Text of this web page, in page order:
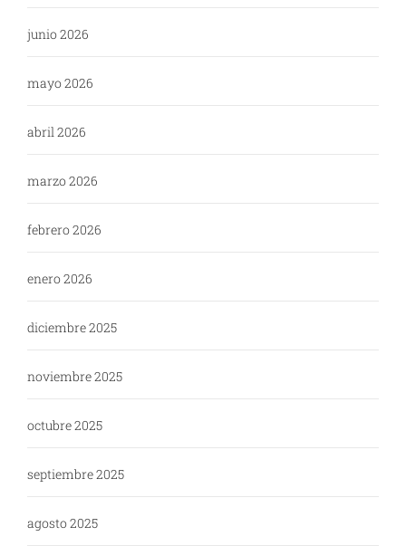
junio 2026
mayo 2026
abril 2026
marzo 2026
febrero 2026
enero 2026
diciembre 2025
noviembre 2025
octubre 2025
septiembre 2025
agosto 2025